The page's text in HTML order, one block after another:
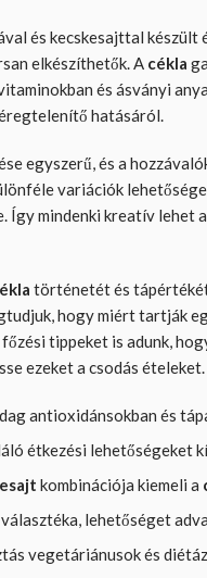
és kecskesajttal készült
elkészíthetők. A cékla
és ásványi
hatásáról.
egyszerű, és a
variációk
Így mindenki kreatív lehet a
történetét és
hogy miért tartják
tippeket is adunk,
ezeket a csodás ételeket.
antioxidánsokban és
étkezési lehetőségeket
kombinációja kiemeli a
lehetőséget
vegetáriánusok és